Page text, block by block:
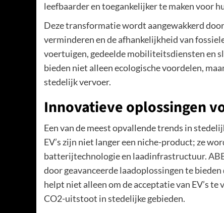
leefbaarder en toegankelijker te maken voor
Deze transformatie wordt aangewakkerd
verminderen en de afhankelijkheid van
voertuigen, gedeelde mobiliteitsdiensten en
bieden niet alleen ecologische voordelen,
stedelijk vervoer.
Innovatieve oplossingen
Een van de meest opvallende trends in
EV’s zijn niet langer een niche-product; ze
batterijtechnologie en laadinfrastructuur.
door geavanceerde laadoplossingen te
helpt niet alleen om de acceptatie van EV’s
CO2-uitstoot in stedelijke gebieden.